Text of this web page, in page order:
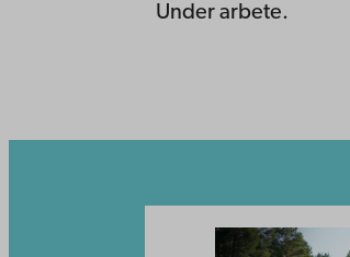
Under arbete.